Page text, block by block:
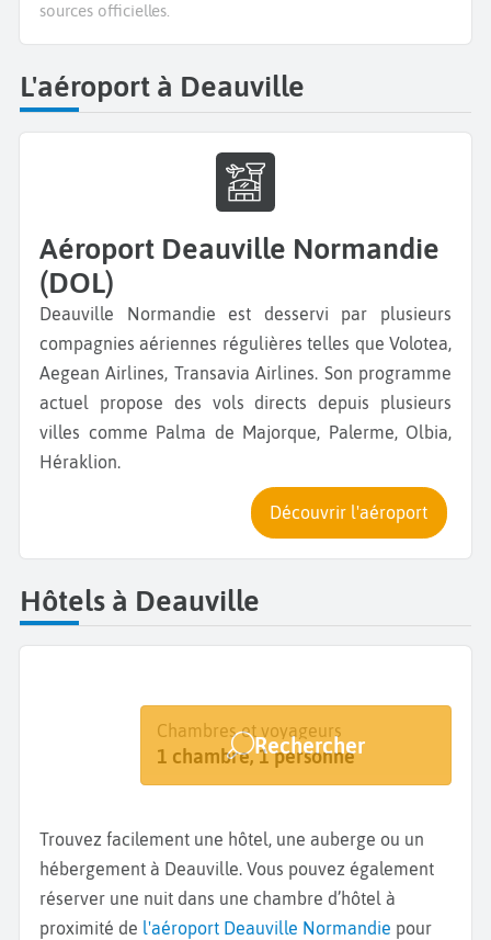
sources officielles.
L'aéroport à Deauville
Aéroport Deauville Normandie
(DOL)
Deauville Normandie est desservi par plusieurs
compagnies aériennes régulières telles que Volotea,
Aegean Airlines, Transavia Airlines. Son programme
actuel propose des vols directs depuis plusieurs
villes comme Palma de Majorque, Palerme, Olbia,
Héraklion.
Découvrir l'aéroport
Hôtels à Deauville
Destination
Deauville
Dates
Dates de votre séjour
Chambres et voyageurs
1 chambre, 1 personne
Rechercher
Trouvez facilement une hôtel, une auberge ou un
hébergement à Deauville. Vous pouvez également
réserver une nuit dans une chambre d’hôtel à
proximité de l'aéroport Deauville Normandie pour